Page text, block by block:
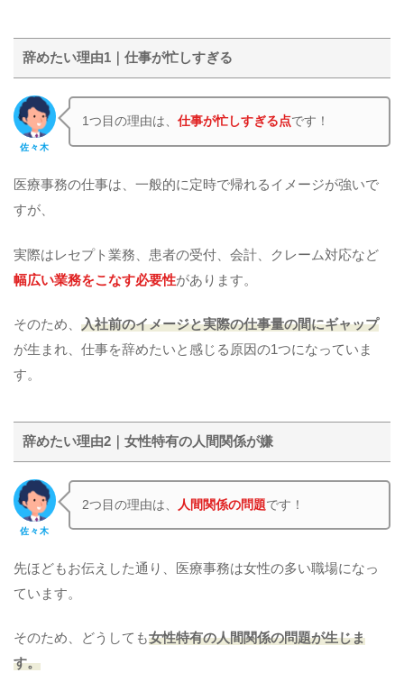
辞めたい理由1｜仕事が忙しすぎる
佐々木
1つ目の理由は、仕事が忙しすぎる点です！
医療事務の仕事は、一般的に定時で帰れるイメージが強いで
すが、
実際はレセプト業務、患者の受付、会計、クレーム対応など
幅広い業務をこなす必要性があります。
そのため、 入社前のイメージと実際の仕事量の間にギャップ
が生まれ、仕事を辞めたいと感じる原因の1つになっていま
す。
辞めたい理由2｜女性特有の人間関係が嫌
佐々木
2つ目の理由は、 人間関係の問題です！
先ほどもお伝えした通り、医療事務は女性の多い職場になっ
ています。
そのため、どうしても女性特有の人間関係の問題が生じま
す。